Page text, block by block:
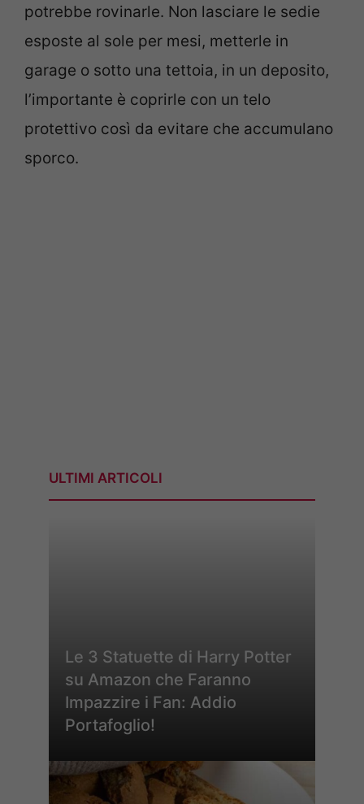
potrebbe rovinarle. Non lasciare le sedie
esposte al sole per mesi, metterle in
garage o sotto una tettoia, in un deposito,
l’importante è coprirle con un telo
protettivo così da evitare che accumulano
sporco.
ULTIMI ARTICOLI
Le 3 Statuette di Harry Potter
su Amazon che Faranno
Impazzire i Fan: Addio
Portafoglio!